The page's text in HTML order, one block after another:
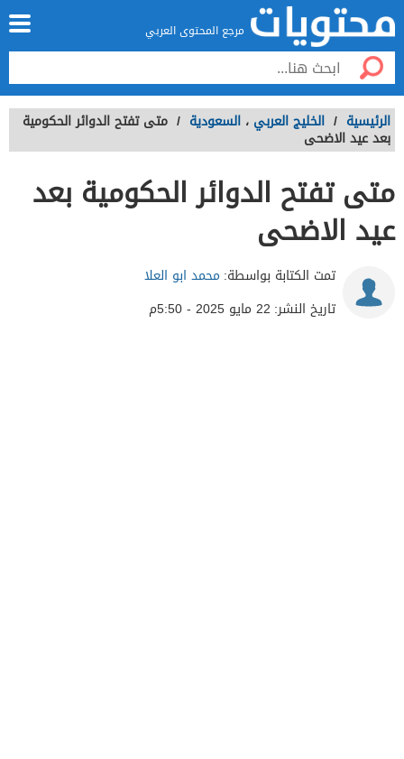
مرجع المحتوى العربي
الرئيسية / الخليج العربي ، السعودية / متى تفتح الدوائر الحكومية
بعد عيد الاضحى
متى تفتح الدوائر الحكومية بعد
عيد الاضحى
تمت الكتابة بواسطة: محمد ابو العلا
تاريخ النشر: 22 مايو 2025 - 5:50م